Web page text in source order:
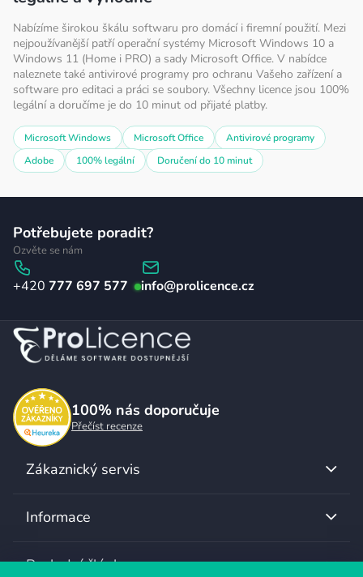
Nabízíme širokou škálu softwaru pro domácí i firemní použití. Mezi
nejpoužívanější patří operační systémy Microsoft Windows 10 a
Windows 11 (Home i PRO) a sady Microsoft Office. V nabídce
naleznete také antivirové programy pro ochranu Vašeho zařízení a
software pro editaci a práci se soubory. Všechny licence jsou 100%
legální a doručíme je do 10 minut od přijaté platby.
Microsoft Windows Microsoft Office
Antivirové programy
Adobe
100% legální Doručení do 10 minut
t
100% nás doporučuje
Přečíst recenze
Zákaznický servis
Informace
Poslední články
Potřebujete poradit?
Ozvěte se nám
777 697 577 info@prolicence.cz